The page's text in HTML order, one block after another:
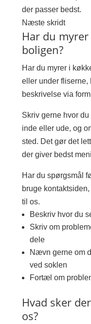
der passer bedst.
Næste skridt
Har du
boligen?
Har du myrer i
eller under fliserne,
beskrivelse via
Skriv gerne hvor
inde eller ude, og
sted. Det gør det
der giver bedst
Har du spørgsmål
bruge
til os.
Beskriv hvor du
Skriv om
dele
Nævn gerne om
ved soklen
Fortæl om
Hvad sker
os?